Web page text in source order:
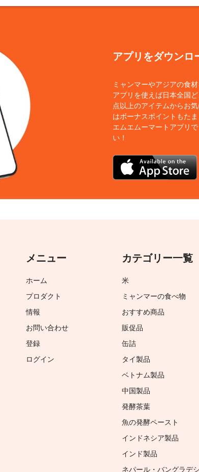
アプリをダウンロ
ミャンマーやアジアの食
アプリを使えば日本全国
点以上のアイテムからお
はボーナスポイントもたま
エムエムーマートアプリ
い！
メニュー
ホーム
プロダクト
情報
お問い合わせ
登録
ログイン
カテゴリー一覧
米
ミャンマーの食べ物
おすすめ商品
販促品
缶詰
タイ製品
ベトナム製品
中国製品
発酵茶葉
魚の発酵ペースト
インドネシア製品
インド製品
ネパール・バングラデ